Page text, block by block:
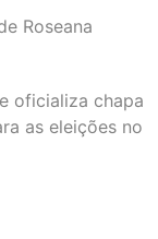
Roseana
oficializa chapa
as eleições no